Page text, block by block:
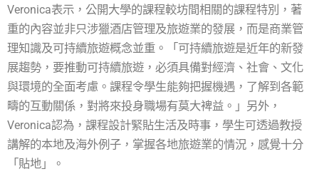
Veronica表示，公開大學的課程較坊間相關的課程特別，著
重的內容並非只涉獵酒店管理及旅遊業的發展，而是商業管
理知識及可持續旅遊概念並重。「可持續旅遊是近年的新發
展趨勢，要推動可持續旅遊，必須具備對經濟、社會、文化
與環境的全面考慮。課程令學生能夠把握機遇，了解到各範
疇的互動關係，對將來投身職場有莫大裨益。」另外，
Veronica認為，課程設計緊貼生活及時事，學生可透過教授
講解的本地及海外例子，掌握各地旅遊業的情況，感覺十分
「貼地」。